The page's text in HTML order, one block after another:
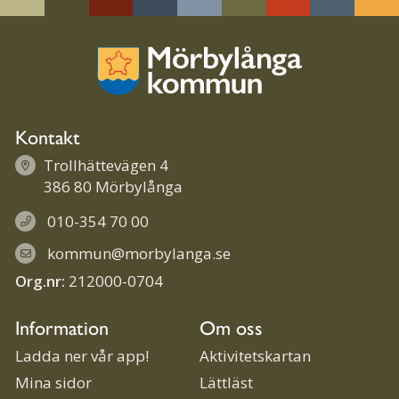
Kontakt
Trollhättevägen 4
386 80 Mörbylånga
010-354 70 00
kommun@morbylanga.se
Org.nr: 212000-0704
Information
Ladda ner vår app!
Mina sidor
Om oss
Aktivitetskartan
Lättläst